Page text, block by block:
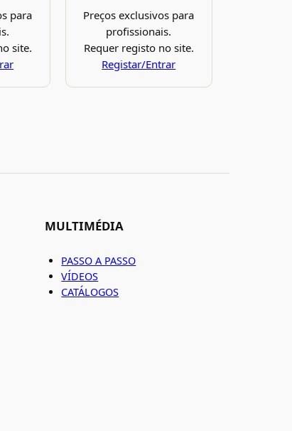
para
site.
Preços exclusivos para
profissionais.
Requer registo no site.
Registar/Entrar
MULTIMÉDIA
PASSO A PASSO
VÍDEOS
CATÁLOGOS